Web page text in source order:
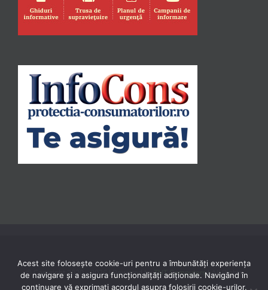
© Copyright 2020 -2026 | Powered byTNT Computers| All Rights
Reserved
Acest site folosește cookie-uri pentru a îmbunătăți experiența
de navigare și a asigura funcționalițăți adiționale. Navigând în
continuare vă exprimaţi acordul asupra folosirii cookie-urilor.